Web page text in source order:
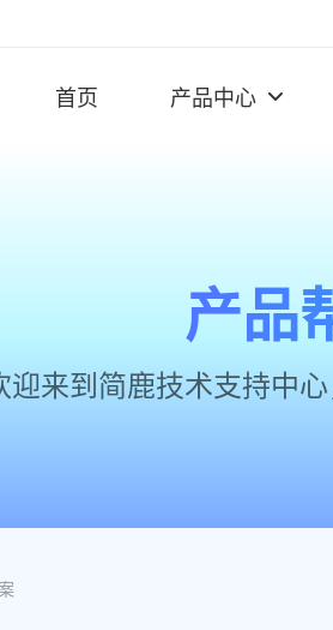
首页 产品中心
产品
迎来到简鹿技术支持中